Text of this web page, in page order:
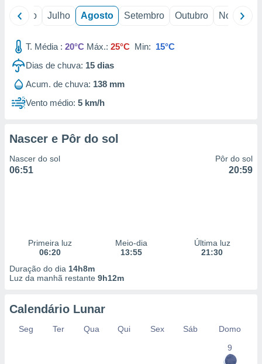
Junho Julho Agosto Setembro Outubro Novembro
T. Média : 20°C Máx.: 25°C Min: 15°C
Dias de chuva: 15 dias
Acum. de chuva: 138 mm
Vento médio: 5 km/h
Nascer e Pôr do sol
Nascer do sol
06:51
Pôr do sol
20:59
Primeira luz
06:20
Meio-dia
13:55
Última luz
21:30
Duração do dia 14h8m
Luz da manhã restante 9h12m
Calendário Lunar
Seg Ter Qua Qui Sex Sáb
Domo
9